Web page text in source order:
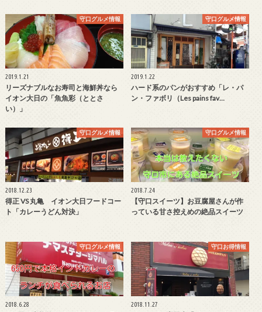
守口グルメ情報
2019.1.21
リーズナブルなお寿司と海鮮丼なら
イオン大日の「魚魚彩（ととさ
い）」
守口グルメ情報
2019.1.22
ハード系のパンがおすすめ「レ・パ
ン・ファボリ（Les pains fav…
守口グルメ情報
2018.12.23
得正 VS 丸亀 イオン大日フードコー
ト「カレーうどん対決」
守口グルメ情報
2018.7.24
【守口スイーツ】お豆腐屋さんが作
っている甘さ控えめの絶品スイーツ
守口グルメ情報
2018.6.28
守口お得情報
2018.11.27